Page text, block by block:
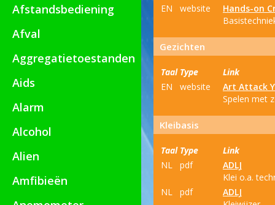
Afstandsbediening
Afval
Aggregatietoestanden
Aids
Alarm
Alcohol
Alien
Amfibieën
EN
website
Hands-on
Gezichten
Taal Type
Link
EN
website
Art Attack
Spelen met
Kleibasis
Taal Type
Link
NL
pdf
ADLJ
Klei o.a.
NL
pdf
ADLJ